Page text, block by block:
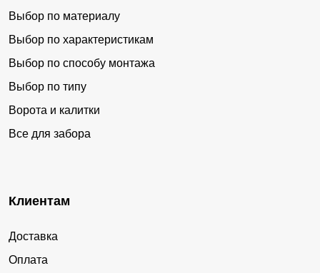
Выбор по материалу
Выбор по характеристикам
Выбор по способу монтажа
Выбор по типу
Ворота и калитки
Все для забора
Клиентам
Доставка
Оплата